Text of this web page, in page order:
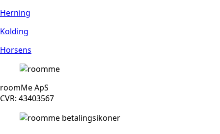
Herning
Kolding
Horsens
roomMe ApS
CVR: 43403567